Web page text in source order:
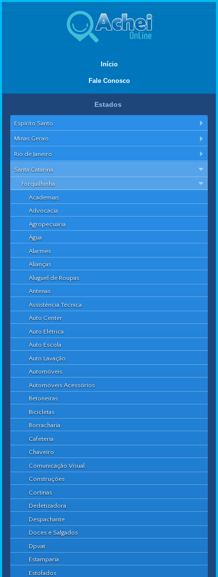
Início
Fale Conosco
Estados
Espírito Santo
Minas Gerais
Rio de Janeiro
Santa Catarina
Forquilhinha
Academias
Advocacia
Agropecuária
Água
Alarmes
Alianças
Aluguel de Roupas
Antenas
Assistência Técnica
Auto Center
Auto Elétrica
Auto Escola
Auto Lavação
Automóveis
Automóveis Acessórios
Betoneiras
Bicicletas
Borracharia
Cafeteria
Chaveiro
Comunicação Visual
Construções
Cortinas
Dedetizadora
Despachante
Doces e Salgados
Dpvat
Estamparia
Estofados